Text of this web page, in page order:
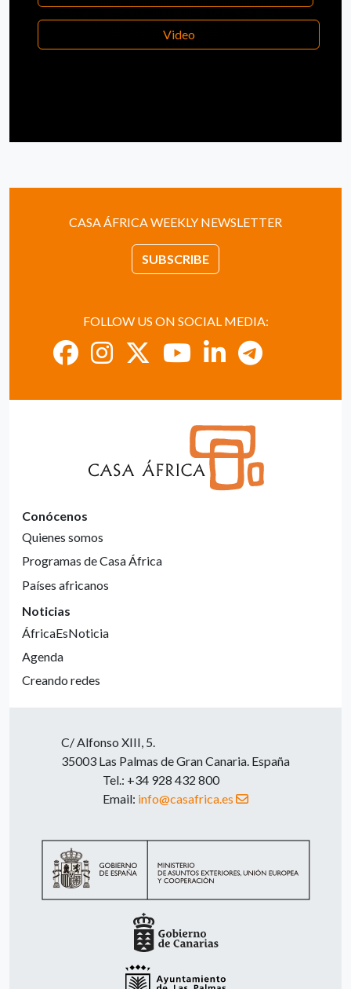
Video
CASA ÁFRICA WEEKLY NEWSLETTER
SUBSCRIBE
FOLLOW US ON SOCIAL MEDIA:
Conócenos
Quienes somos
Programas de Casa África
Países africanos
Noticias
ÁfricaEsNoticia
Agenda
Creando redes
C/ Alfonso XIII, 5.
35003 Las Palmas de Gran Canaria. España
Tel.: +34 928 432 800
Email: info@casafrica.es